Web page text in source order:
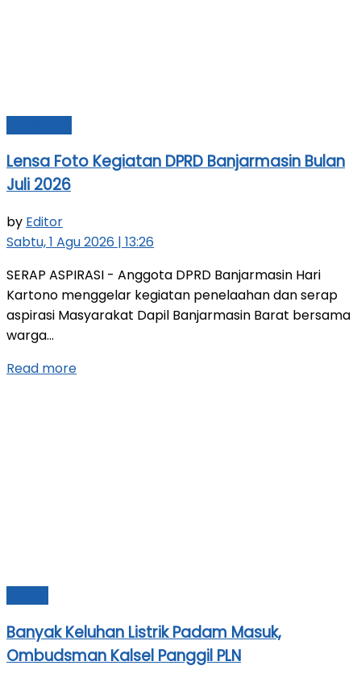
Lensa Foto Kegiatan DPRD Banjarmasin Bulan
Juli 2026
by Editor
Sabtu, 1 Agu 2026 | 13:26
SERAP ASPIRASI - Anggota DPRD Banjarmasin Hari
Kartono menggelar kegiatan penelaahan dan serap
aspirasi Masyarakat Dapil Banjarmasin Barat bersama
warga...
Read more
Banyak Keluhan Listrik Padam Masuk,
Ombudsman Kalsel Panggil PLN